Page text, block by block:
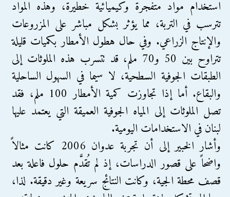
استخدام مواد متفجرة وكيميائية خطيرة، وهذه المواد
تترسب في التربة، مما يؤثر بشكل مباشر على المزروعات
والإنتاج الزراعي. وفي حال هطول الأمطار بكميات قليلة
تتراوح بين 50 و70 ملم، قد تتسرب هذه الملوثات إلى
الطبقات الجوفية السطحية، لا سيما في السهول الساحلية
والبقاع. أما إذا تجاوزت كمية الأمطار 100 ملم، فقد
تصل الملوثات إلى المياه الجوفية العميقة التي يعتمد عليها
لبنان في الاستخدامات اليومية.
وأشار الخبير إلى أن تجربة عدوان 2006 كانت مثالاً
واضحاً على قصور الدراسات، إذ لم تُقدَّم حلول فاعلة بعد
قصف محطة الجية، وكانت النتائج سريعة وغير دقيقة. لذا،